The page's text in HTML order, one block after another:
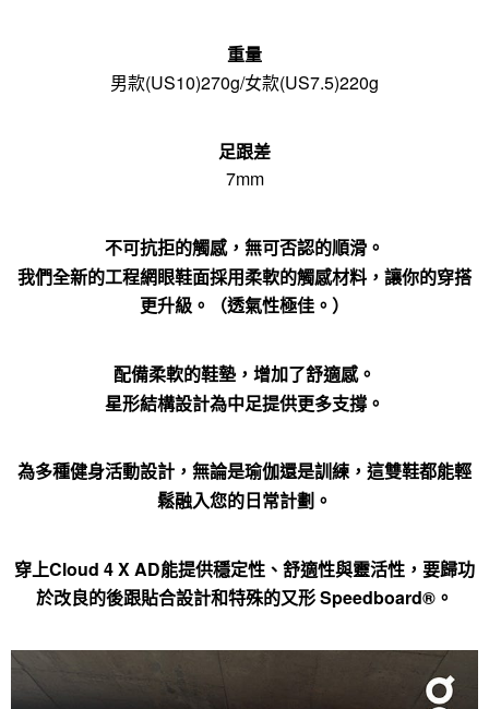
重量
男款(US10)270g/女款(US7.5)220g
足跟差
7mm
不可抗拒的觸感，無可否認的順滑。
我們全新的工程網眼鞋面採用柔軟的觸感材料，讓你的穿搭
更升級。（透氣性極佳。）
配備柔軟的鞋墊，增加了舒適感。
星形結構設計為中足提供更多支撐。
為多種健身活動設計，無論是瑜伽還是訓練，這雙鞋都能輕
鬆融入您的日常計劃。
穿上Cloud 4 X AD能提供穩定性、舒適性與靈活性，要歸功
於改良的後跟貼合設計和特殊的又形 Speedboard®。